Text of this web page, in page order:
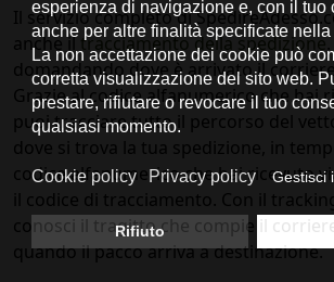
Il servizio completo di
anche iltracciamento della spedizione
domandando dove è arrivato il
Grazie al codice alfanumerico che hai
puoi tracciare tutto il percorso del
dove si trova la tua spedizione, in
codice alfanumerico che hai ricevuto
il codice di tracciamento. Con il
conosci il tragitto che compie il
quando il pacco arriva a destinazione.